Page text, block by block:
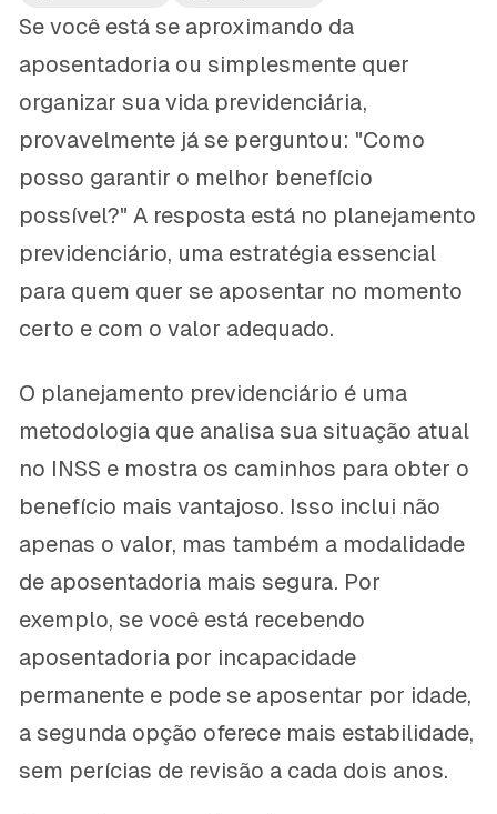
Se você está se aproximando da
aposentadoria ou simplesmente quer
organizar sua vida previdenciária,
provavelmente já se perguntou: "Como
posso garantir o melhor benefício
possível?" A resposta está no planejamento
previdenciário, uma estratégia essencial
para quem quer se aposentar no momento
certo e com o valor adequado.
O planejamento previdenciário é uma
metodologia que analisa sua situação atual
no INSS e mostra os caminhos para obter o
benefício mais vantajoso. Isso inclui não
apenas o valor, mas também a modalidade
de aposentadoria mais segura. Por
exemplo, se você está recebendo
aposentadoria por incapacidade
permanente e pode se aposentar por idade,
a segunda opção oferece mais estabilidade,
sem perícias de revisão a cada dois anos.